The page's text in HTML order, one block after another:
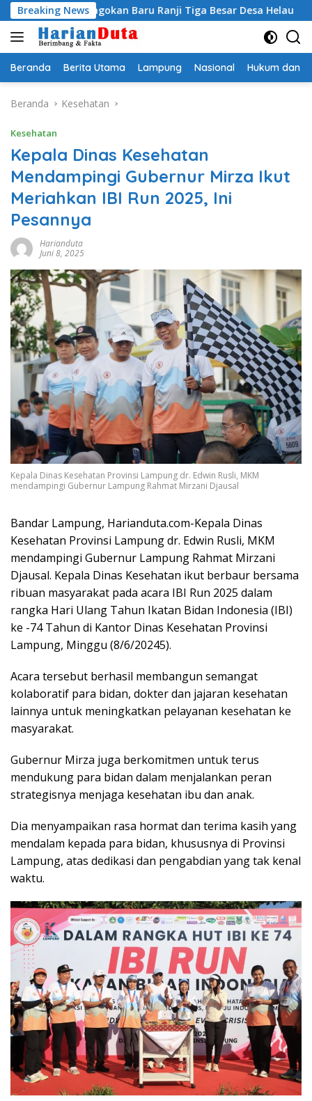
Langsung
ke
konten
Breaking News
Baru Ranji Tiga Besar Desa Helau Komitmen
Beranda Berita Utama Lampung Nasional Hukum dan
Beranda Kesehatan
Kesehatan
Kepala Dinas Kesehatan
Mendampingi Gubernur Mirza Ikut
Meriahkan IBI Run 2025, Ini
Pesannya
Harianduta
Juni 8, 2025
Kepala Dinas Kesehatan Provinsi Lampung dr. Edwin Rusli, MKM
mendampingi Gubernur Lampung Rahmat Mirzani Djausal
Bandar Lampung, Harianduta.com-Kepala Dinas
Kesehatan Provinsi Lampung dr. Edwin Rusli, MKM
mendampingi Gubernur Lampung Rahmat Mirzani
Djausal. Kepala Dinas Kesehatan ikut berbaur bersama
ribuan masyarakat pada acara IBI Run 2025 dalam
rangka Hari Ulang Tahun Ikatan Bidan Indonesia (IBI)
ke -74 Tahun di Kantor Dinas Kesehatan Provinsi
Lampung, Minggu (8/6/20245).
Acara tersebut berhasil membangun semangat
kolaboratif para bidan, dokter dan jajaran kesehatan
lainnya untuk meningkatkan pelayanan kesehatan ke
masyarakat.
Gubernur Mirza juga berkomitmen untuk terus
mendukung para bidan dalam menjalankan peran
strategisnya menjaga kesehatan ibu dan anak.
Dia menyampaikan rasa hormat dan terima kasih yang
mendalam kepada para bidan, khususnya di Provinsi
Lampung, atas dedikasi dan pengabdian yang tak kenal
waktu.